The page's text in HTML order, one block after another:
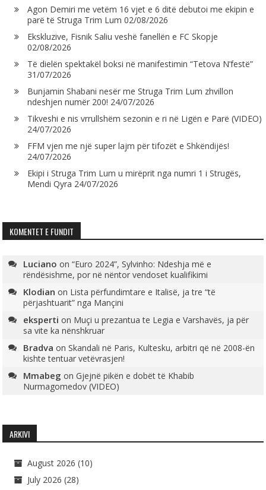
Agon Demiri me vetëm 16 vjet e 6 ditë debutoi me ekipin e
parë të Struga Trim Lum 02/08/2026
Ekskluzive, Fisnik Saliu veshë fanellën e FC Skopje
02/08/2026
Të dielën spektakël boksi në manifestimin “Tetova N’festë”
31/07/2026
Bunjamin Shabani nesër me Struga Trim Lum zhvillon
ndeshjen numër 200! 24/07/2026
Tikveshi e nis vrrullshëm sezonin e ri në Ligën e Parë (VIDEO)
24/07/2026
FFM vjen me një super lajm për tifozët e Shkëndijës!
24/07/2026
Ekipi i Struga Trim Lum u mirëprit nga numri 1 i Strugës,
Mendi Qyra 24/07/2026
KOMENTET E FUNDIT
Luciano on“Euro 2024”, Sylvinho: Ndeshja më e
rëndësishme, por në nëntor vendoset kualifikimi
Klodian on Lista përfundimtare e Italisë, ja tre “të
përjashtuarit” nga Mançini
eksperti on Muçi u prezantua te Legia e Varshavës, ja për
sa vite ka nënshkruar
Bradva onSkandali në Paris, Kultesku, arbitri që në 2008-ën
kishte tentuar vetëvrasjen!
Mmabeg onGjejnë pikën e dobët të Khabib
Nurmagomedov (VIDEO)
ARKIVI
August 2026 (10)
July 2026 (28)